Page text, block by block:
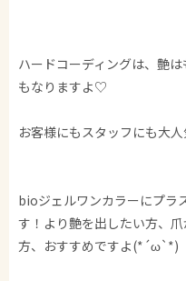
ハードコーディングは、艶
もなりますよ♡
お客様にもスタッフにも大
bioジェルワンカラーにプラ
す！より艶を出したい方、
方、おすすめですよ(*´ω`*)